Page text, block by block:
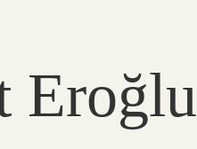
Eroğlu